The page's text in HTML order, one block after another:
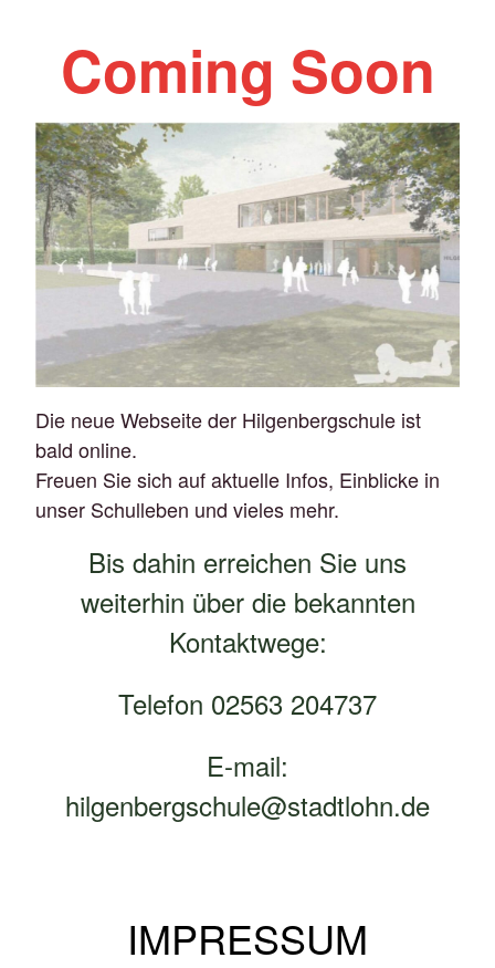
Coming Soon
Die neue Webseite der Hilgenbergschule ist
bald online.
Freuen Sie sich auf aktuelle Infos, Einblicke in
unser Schulleben und vieles mehr.
Bis dahin erreichen Sie uns
weiterhin über die bekannten
Kontaktwege:
Telefon 02563 204737
E-mail:
hilgenbergschule@stadtlohn.de
IMPRESSUM